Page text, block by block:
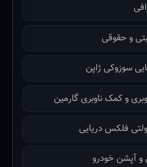
و حقوقی
سوزوکی ژاپن
و کمک ناوبری گارمین
فلکس دریایی
و آپشن خودرو